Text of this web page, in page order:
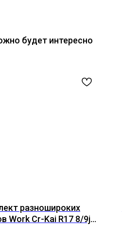
будет интересно
разношироких
Work Cr-Kai R17 8/9j